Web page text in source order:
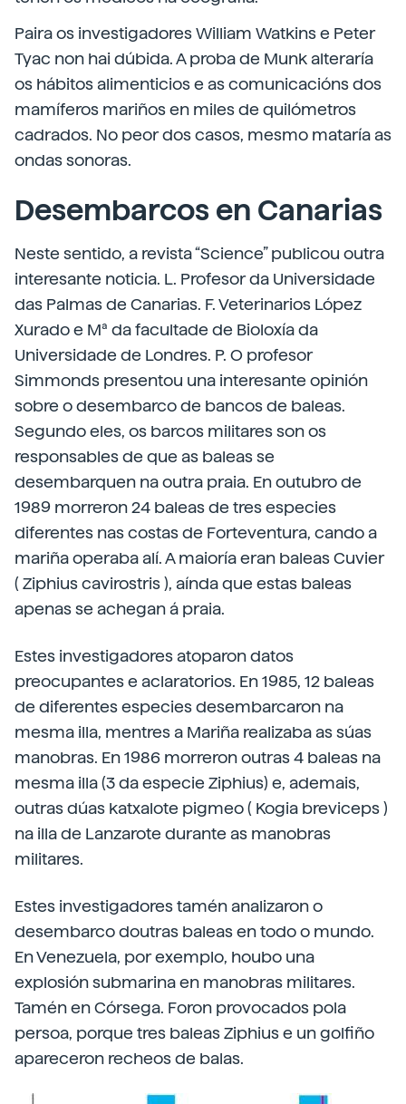
Paira os investigadores William Watkins e Peter
Tyac non hai dúbida. A proba de Munk alteraría
os hábitos alimenticios e as comunicacións dos
mamíferos mariños en miles de quilómetros
cadrados. No peor dos casos, mesmo mataría as
ondas sonoras.
Desembarcos en Canarias
Neste sentido, a revista “Science” publicou outra
interesante noticia. L. Profesor da Universidade
das Palmas de Canarias. F. Veterinarios López
Xurado e Mª da facultade de Bioloxía da
Universidade de Londres. P. O profesor
Simmonds presentou una interesante opinión
sobre o desembarco de bancos de baleas.
Segundo eles, os barcos militares son os
responsables de que as baleas se
desembarquen na outra praia. En outubro de
1989 morreron 24 baleas de tres especies
diferentes nas costas de Forteventura, cando a
mariña operaba alí. A maioría eran baleas Cuvier
( Ziphius cavirostris ), aínda que estas baleas
apenas se achegan á praia.
Estes investigadores atoparon datos
preocupantes e aclaratorios. En 1985, 12 baleas
de diferentes especies desembarcaron na
mesma illa, mentres a Mariña realizaba as súas
manobras. En 1986 morreron outras 4 baleas na
mesma illa (3 da especie Ziphius) e, ademais,
outras dúas katxalote pigmeo ( Kogia breviceps )
na illa de Lanzarote durante as manobras
militares.
Estes investigadores tamén analizaron o
desembarco doutras baleas en todo o mundo.
En Venezuela, por exemplo, houbo una
explosión submarina en manobras militares.
Tamén en Córsega. Foron provocados pola
persoa, porque tres baleas Ziphius e un golfiño
apareceron recheos de balas.